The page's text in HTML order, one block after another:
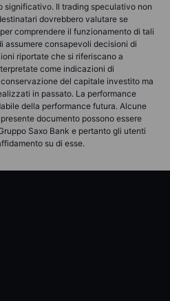
significativo. Il trading speculativo non
dovrebbero valutare se
comprendere il funzionamento di tali
assumere consapevoli decisioni di
riportate che si riferiscano a
come indicazioni di
del capitale investito ma
in passato. La performance
della performance futura. Alcune
documento possono essere
Saxo Bank e pertanto gli utenti
su di esse.